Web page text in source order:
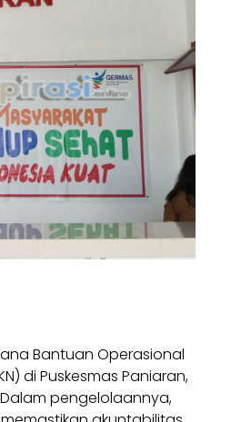
Bantuan Operasional
di Puskesmas Paniaran,
pengelolaannya,